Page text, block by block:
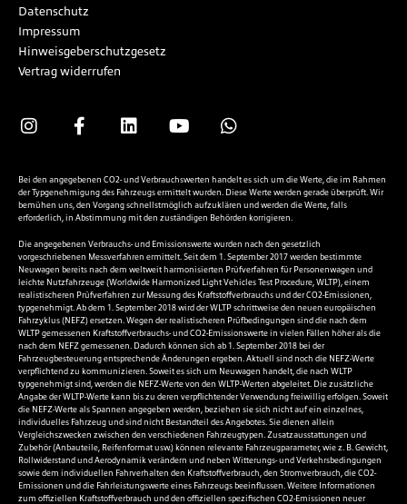
Datenschutz
Impressum
Hinweisgeberschutzgesetz
Vertrag widerrufen
Bei den angegebenen CO2- und Verbrauchswerten handelt es sich um die Werte, die im Rahmen
der Typgenehmigung des Fahrzeugs ermittelt wurden. Diese Werte werden gerade überprüft. Wir
bemühen uns, den Vorgang schnellstmöglich aufzuklären und werden die Werte, falls
erforderlich, in Abstimmung mit den zuständigen Behörden korrigieren.
Die angegebenen Verbrauchs- und Emissionswerte wurden nach den gesetzlich
vorgeschriebenen Messverfahren ermittelt. Seit dem 1. September 2017 werden bestimmte
Neuwagen bereits nach dem weltweit harmonisierten Prüfverfahren für Personenwagen und
leichte Nutzfahrzeuge (Worldwide Harmonized Light Vehicles Test Procedure, WLTP), einem
realistischeren Prüfverfahren zur Messung des Kraftstoffverbrauchs und der CO2-Emissionen,
typgenehmigt. Ab dem 1. September 2018 wird der WLTP schrittweise den neuen europäischen
Fahrzyklus (NEFZ) ersetzen. Wegen der realistischeren Prüfbedingungen sind die nach dem
WLTP gemessenen Kraftstoffverbrauchs- und CO2-Emissionswerte in vielen Fällen höher als die
nach dem NEFZ gemessenen. Dadurch können sich ab 1. September 2018 bei der
Fahrzeugbesteuerung entsprechende Änderungen ergeben. Aktuell sind noch die NEFZ-Werte
verpflichtend zu kommunizieren. Soweit es sich um Neuwagen handelt, die nach WLTP
typgenehmigt sind, werden die NEFZ-Werte von den WLTP-Werten abgeleitet. Die zusätzliche
Angabe der WLTP-Werte kann bis zu deren verpflichtender Verwendung freiwillig erfolgen. Soweit
die NEFZ-Werte als Spannen angegeben werden, beziehen sie sich nicht auf ein einzelnes,
individuelles Fahrzeug und sind nicht Bestandteil des Angebotes. Sie dienen allein
Vergleichszwecken zwischen den verschiedenen Fahrzeugtypen. Zusatzausstattungen und
Zubehör (Anbauteile, Reifenformat usw.) können relevante Fahrzeugparameter, wie z. B. Gewicht,
Rollwiderstand und Aerodynamik verändern und neben Witterungs- und Verkehrsbedingungen
sowie dem individuellen Fahrverhalten den Kraftstoffverbrauch, den Stromverbrauch, die CO2-
Emissionen und die Fahrleistungswerte eines Fahrzeugs beeinflussen. Weitere Informationen
zum offiziellen Kraftstoffverbrauch und den offiziellen spezifischen CO2-Emissionen neuer